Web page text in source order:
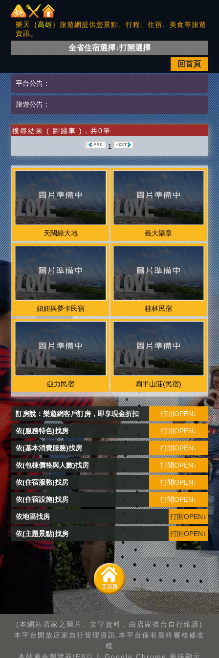
樂天｛高雄｝旅遊網提供您景點、行程、住宿、美食等旅遊
資訊。
全省住宿選擇↓打開選擇
回首頁
平台公告：
旅遊公告：
搜尋結果 ( 腳踏車 )，共0筆
1
天闊綠大地 義大樂章
妞妞與夢卡民宿 桂林民宿
亞力民宿 扇平山莊(民宿)
訂房說：樂遊網客戶訂房，即享現金折扣 打開OPEN↓
依(服務特色)找房 打開OPEN↓
依(基本消費服務)找房 打開OPEN↓
依(包棟價格與人數)找房 打開OPEN↓
依(住宿服務)找房 打開OPEN↓
依(住宿設施)找房 打開OPEN↓
依地區找房 打開OPEN↓
依(主題景點)找房 打開OPEN↓
(本網站店家之圖片、文字資料，由店家後台自行維護)
本平台開放店家自行管理資訊,本平台保有最終審核修改
權